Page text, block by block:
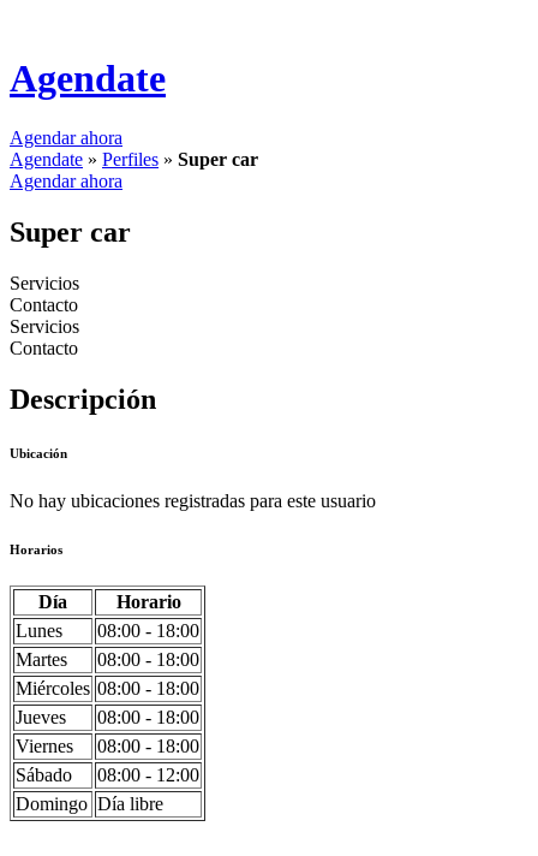
Agendate
Agendar ahora
Agendate » Perfiles » Super car
Agendar ahora
Super car
Servicios
Contacto
Servicios
Contacto
Descripción
Ubicación
No hay ubicaciones registradas para este usuario
Horarios
Día
Horario
Lunes
08:00 - 18:00
Martes
08:00 - 18:00
Miércoles 08:00 - 18:00
Jueves
08:00 - 18:00
Viernes
08:00 - 18:00
Sábado
08:00 - 12:00
Domingo Día libre